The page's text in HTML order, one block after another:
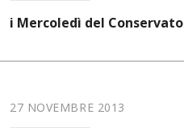
i Mercoledì del
27 NOVEMBRE 2013